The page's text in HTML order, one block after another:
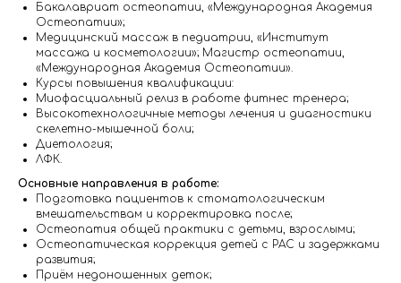
Бакалавриат остеопатии, «Международная Академия
Остеопатии»;
Медицинский массаж в педиатрии, «Институт
массажа и косметологии»; Магистр остеопатии,
«Международная Академия Остеопатии».
Курсы повышения квалификации:
Миофасциальный релиз в работе фитнес тренера;
Высокотехнологичные методы лечения и диагностики
скелетно-мышечной боли;
Диетология;
ЛФК.
Основные направления в работе:
Подготовка пациентов к стоматологическим
вмешательствам и корректировка после;
Остеопатия общей практики с детьми, взрослыми;
Остеопатическая коррекция детей с РАС и задержками
развития;
Приём недоношенных деток;